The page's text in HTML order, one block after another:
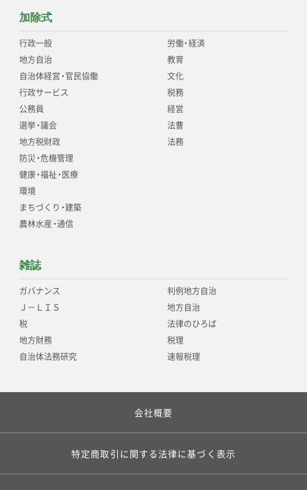
加除式
行政一般
地方自治
自治体経営・官民協働
行政サービス
公務員
選挙・議会
地方税財政
防災・危機管理
健康・福祉・医療
環境
まちづくり・建築
農林水産・通信
労働・経済
教育
文化
税務
経営
法曹
法務
雑誌
ガバナンス
Ｊ－ＬＩＳ
税
地方財務
自治体法務研究
判例地方自治
地方自治
法律のひろば
税理
速報税理
会社概要
特定商取引に関する法律に基づく表示